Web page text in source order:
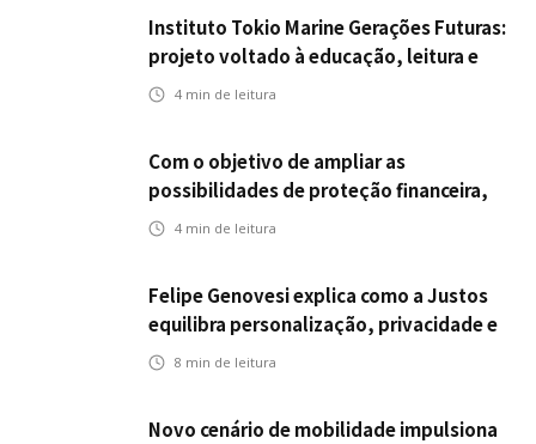
Instituto Tokio Marine Gerações Futuras:
projeto voltado à educação, leitura e
empregabilidade
4 min de leitura
Com o objetivo de ampliar as
possibilidades de proteção financeira,
Icatu Seguros eleva capital segurado
4 min de leitura
Felipe Genovesi explica como a Justos
equilibra personalização, privacidade e
tecnologia
8 min de leitura
Novo cenário de mobilidade impulsiona